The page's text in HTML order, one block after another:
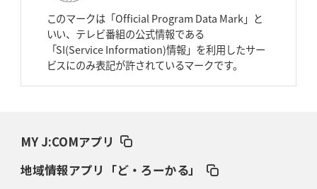
2026年3月26日(木)更新
AZ-COM丸和、リーグワンへ参入決定 「フィールド丸ごと計測機器」の
ダイナボアーズ、“逆輸入SO”三宅駿
「ニュージーランドのフレア（閃
このマークは「Official Program Data Mark」と
いい、テレビ番組の公式情報である
「SI(Service Information)情報」を利用したサー
ビスにのみ表記が許されているマークです。
MY J:COMアプリ
地域情報アプリ「ど・ろーかる」